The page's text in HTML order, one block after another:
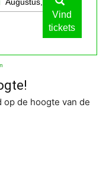
Augustus, 13
Vind
tickets
op de hoogte van de